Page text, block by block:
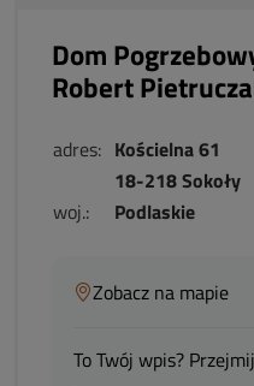
Dom
Robert
adres: Kościelna 61
18-218 Sokoły
woj.:
Podlaskie
Zobacz na mapie
To Twój wpis?